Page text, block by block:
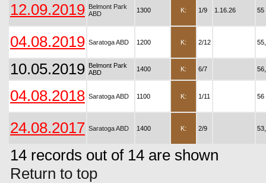
12.09.2019 Belmont Park
ABD
1300 K: 1/9 1.16.26 55
04.08.2019 Saratoga ABD 1200 K: 2/12
10.05.2019 Belmont Park
ABD
1400 K: 6/7
04.08.2018 Saratoga ABD 1100 K: 1/11 56
24.08.2017 Saratoga ABD 1400 K: 2/9
14 records out of 14 are shown
Return to top